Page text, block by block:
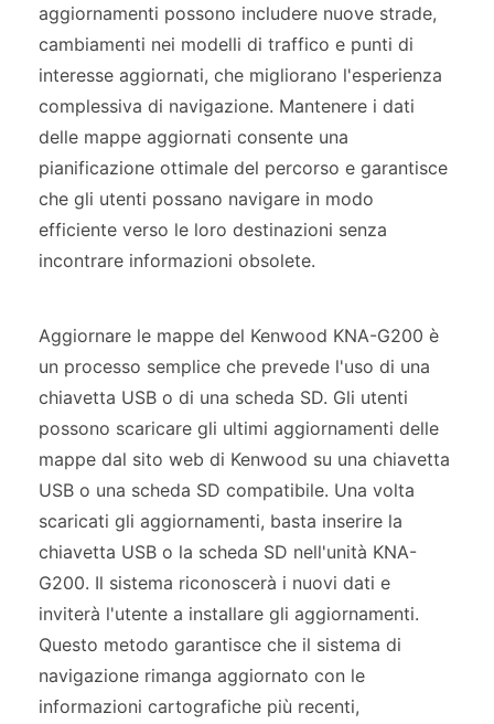
aggiornamenti possono includere nuove strade,
cambiamenti nei modelli di traffico e punti di
interesse aggiornati, che migliorano l'esperienza
complessiva di navigazione. Mantenere i dati
delle mappe aggiornati consente una
pianificazione ottimale del percorso e garantisce
che gli utenti possano navigare in modo
efficiente verso le loro destinazioni senza
incontrare informazioni obsolete.
Aggiornare le mappe del Kenwood KNA-G200 è
un processo semplice che prevede l'uso di una
chiavetta USB o di una scheda SD. Gli utenti
possono scaricare gli ultimi aggiornamenti delle
mappe dal sito web di Kenwood su una chiavetta
USB o una scheda SD compatibile. Una volta
scaricati gli aggiornamenti, basta inserire la
chiavetta USB o la scheda SD nell'unità KNA-
G200. Il sistema riconoscerà i nuovi dati e
inviterà l'utente a installare gli aggiornamenti.
Questo metodo garantisce che il sistema di
navigazione rimanga aggiornato con le
informazioni cartografiche più recenti,